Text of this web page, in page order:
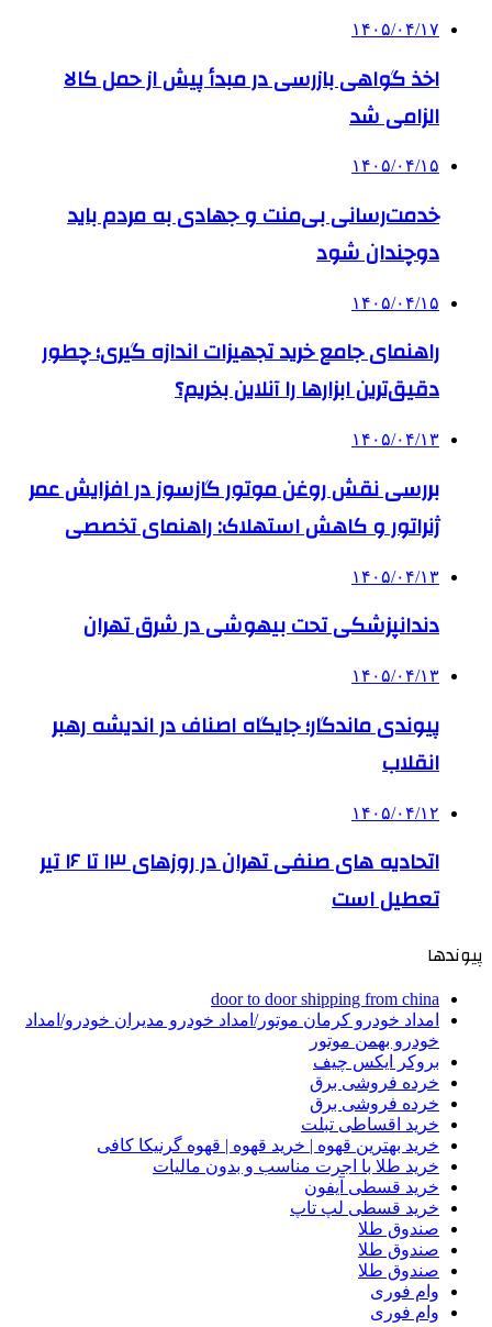
۱۴۰۵/۰۴/۱۷
اخذ گواهی بازرسی در مبدأ پیش از حمل کالا
الزامی شد
۱۴۰۵/۰۴/۱۵
خدمت‌رسانی بی‌منت و جهادی به مردم باید
دوچندان شود
۱۴۰۵/۰۴/۱۵
راهنمای جامع خرید تجهیزات اندازه گیری؛ چطور
دقیق‌ترین ابزارها را آنلاین بخریم؟
۱۴۰۵/۰۴/۱۳
بررسی نقش روغن موتور گازسوز در افزایش عمر
ژنراتور و کاهش استهلاک: راهنمای تخصصی
۱۴۰۵/۰۴/۱۳
دندانپزشکی تحت بیهوشی در شرق تهران
۱۴۰۵/۰۴/۱۳
پیوندی ماندگار؛ جایگاه اصناف در اندیشه رهبر
انقلاب
۱۴۰۵/۰۴/۱۲
اتحادیه های صنفی تهران در روزهای ۱۳ تا ۱۶ تیر
تعطیل است
پیوندها
door to door shipping from china
امداد خودرو کرمان موتور/امداد خودرو مدیران خودرو/امداد
خودرو بهمن موتور
بروکر ایکس چیف
خرده فروشی برق
خرده فروشی برق
خرید اقساطی تبلت
خرید بهترین قهوه | خرید قهوه | قهوه گرنیکا کافی
خرید طلا با اجرت مناسب و بدون مالیات
خرید قسطی آیفون
خرید قسطی لپ تاپ
صندوق طلا
صندوق طلا
صندوق طلا
وام فوری
وام فوری